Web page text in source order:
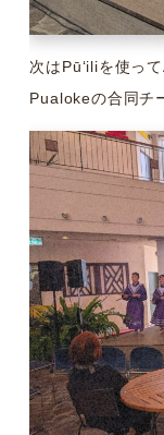
次はPūʻiliを使っ
Pualokeの合同チ